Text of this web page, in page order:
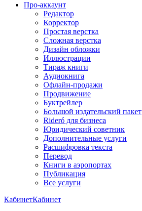
Про-аккаунт
Редактор
Корректор
Простая верстка
Сложная верстка
Дизайн обложки
Иллюстрации
Тираж книги
Аудиокнига
Офлайн-продажи
Продвижение
Буктрейлер
Большой издательский пакет
Rideró для бизнеса
Юридический советник
Дополнительные услуги
Расшифровка текста
Перевод
Книги в аэропортах
Публикация
Все услуги
КабинетКабинет